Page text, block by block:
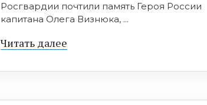
Росгвардии почтили память Героя России
капитана Олега Визнюка, ...
Читать далее